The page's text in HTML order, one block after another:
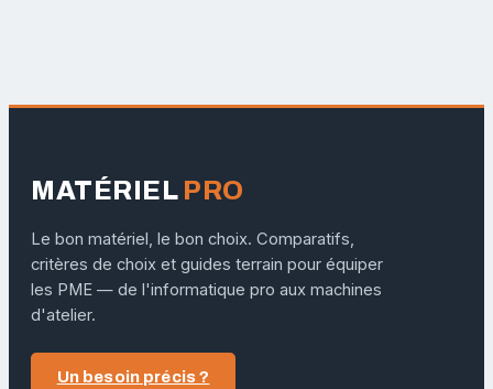
MATÉRIEL PRO
Le bon matériel, le bon choix. Comparatifs,
critères de choix et guides terrain pour équiper
les PME — de l'informatique pro aux machines
d'atelier.
Un besoin précis ?